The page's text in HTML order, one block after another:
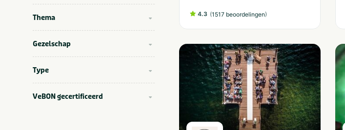
Thema
Gezelschap
Type
VeBON gecertificeerd
4.3 (1517 beoordelingen)